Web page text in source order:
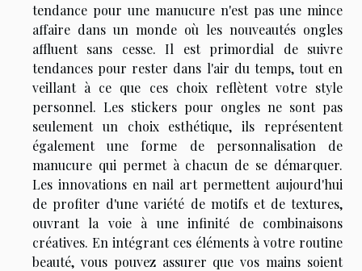
tendance pour une manucure n'est pas une mince
affaire dans un monde où les nouveautés ongles
affluent sans cesse. Il est primordial de suivre
tendances pour rester dans l'air du temps, tout en
veillant à ce que ces choix reflètent votre style
personnel. Les stickers pour ongles ne sont pas
seulement un choix esthétique, ils représentent
également une forme de personnalisation de
manucure qui permet à chacun de se démarquer.
Les innovations en nail art permettent aujourd'hui
de profiter d'une variété de motifs et de textures,
ouvrant la voie à une infinité de combinaisons
créatives. En intégrant ces éléments à votre routine
beauté, vous pouvez assurer que vos mains soient